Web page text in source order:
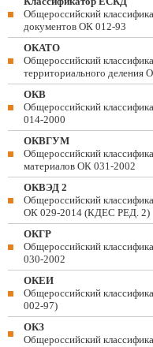
Общероссийский
документов ОК 012-93
ОКАТО
Общероссийский
территориального деления
ОКВ
Общероссийский
014-2000
ОКВГУМ
Общероссийский
материалов ОК 031-2002
ОКВЭД 2
Общероссийский
ОК 029-2014 (КДЕС РЕД. 2)
ОКГР
Общероссийский
030-2002
ОКЕИ
Общероссийский
002-97)
ОКЗ
Общероссийский